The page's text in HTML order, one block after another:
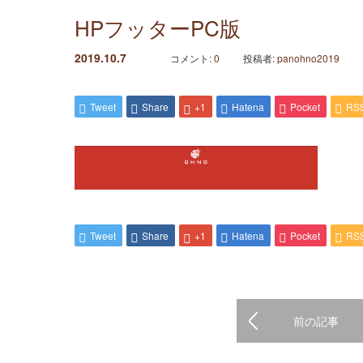
HPフッターPC版
2019.10.7 コメント:0 投稿者:panohno2019
Tweet Share +1 Hatena Pocket
Tweet Share +1 Hatena Pocket
前の記事